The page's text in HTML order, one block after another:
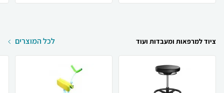
ציוד למרפאות ומעבדות ועוד לכל המוצרים